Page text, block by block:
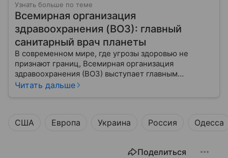
Узнать больше по теме
Всемирная организация
здравоохранения (ВОЗ): главный
санитарный врач планеты
В современном мире, где угрозы здоровью не
признают границ, Всемирная организация
здравоохранения (ВОЗ) выступает главным
координатором глобального здравоохранения. Эта
миллиардов людей. Как устроен этот «командный
Читать дальше
США Европа Украина Россия Одесса
Поделиться